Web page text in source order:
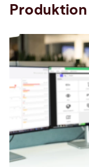
Produktion